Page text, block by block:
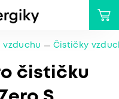
vzduchu Čističky
čističku